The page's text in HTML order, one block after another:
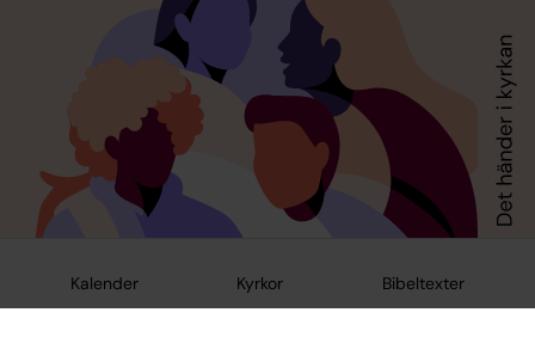
Kalender Kyrkor Bibeltexter